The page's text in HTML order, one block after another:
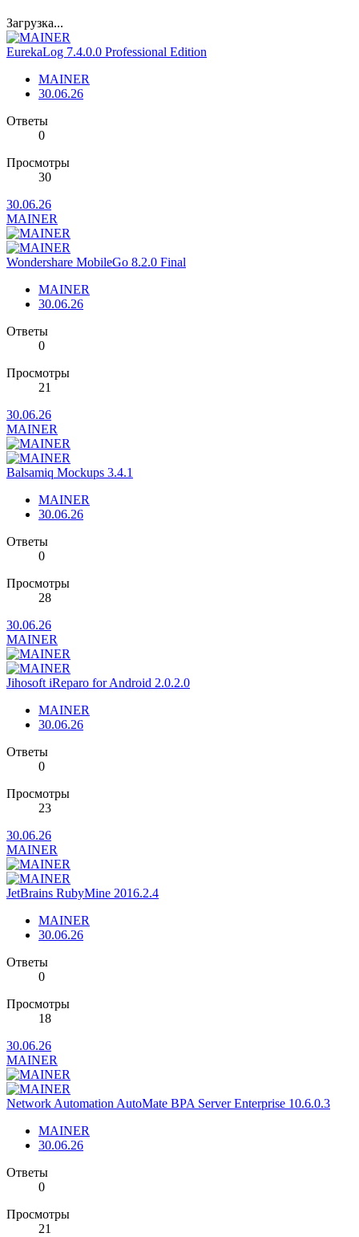
Загрузка...
EurekaLog 7.4.0.0 Professional Edition
MAINER
30.06.26
Ответы
0
Просмотры
30
30.06.26
MAINER
Wondershare MobileGo 8.2.0 Final
MAINER
30.06.26
Ответы
0
Просмотры
21
30.06.26
MAINER
Balsamiq Mockups 3.4.1
MAINER
30.06.26
Ответы
0
Просмотры
28
30.06.26
MAINER
Jihosoft iReparo for Android 2.0.2.0
MAINER
30.06.26
Ответы
0
Просмотры
23
30.06.26
MAINER
JetBrains RubyMine 2016.2.4
MAINER
30.06.26
Ответы
0
Просмотры
18
30.06.26
MAINER
Network Automation AutoMate BPA Server Enterprise 10.6.0.3
MAINER
30.06.26
Ответы
0
Просмотры
21